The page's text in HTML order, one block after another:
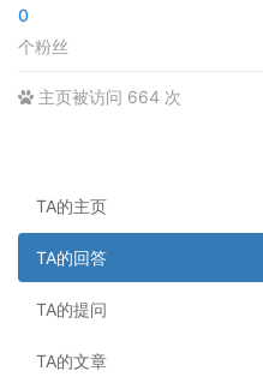
0
个粉丝
主页被访问 664 次
TA的主页
TA的回答
TA的提问
TA的文章